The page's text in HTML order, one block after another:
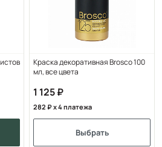
Краска декоративная Brosco 100
мл, все цвета
1 125
282 x 4 платежа
Выбрать